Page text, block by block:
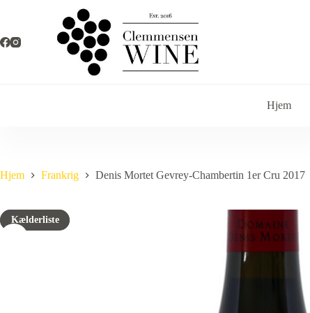
Hjem
Hjem Frankrig Denis Mortet Gevrey-Chambertin 1er Cru 2017
Kælderliste